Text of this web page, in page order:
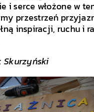
i serce włożone w
przestrzeń
inspiracji, ruchu i
Skurzyński